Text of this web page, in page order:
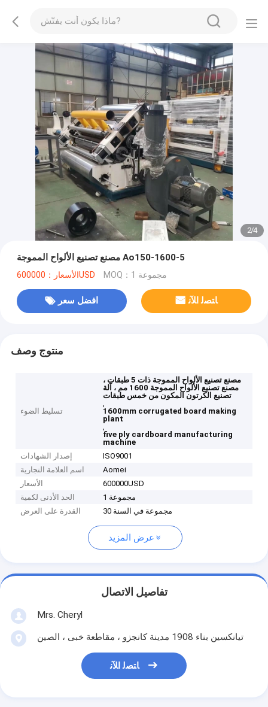
2/4
مصنع تصنيع الألواح المموجة Ao150-1600-5
الأسعار：600000USD MOQ：1 مجموعة
افضل سعر ﺎﺘﺼﻟ ﺍﻶﻧ
منتوج وصف
تسليط الضوء
مصنع تصنيع الألواح المموجة ذات 5 طبقات ،
مصنع تصنيع الألواح المموجة 1600 مم ، آلة
تصنيع الكرتون المكون من خمس طبقات
,
1600mm corrugated board making
plant
,
five ply cardboard manufacturing
machine
إصدار الشهادات
ISO9001
اسم العلامة التجارية
Aomei
الأسعار
600000USD
الحد الأدنى لكمية
1 مجموعة
القدرة على العرض
30 مجموعة في السنة
عرض المزيد
تفاصيل الاتصال
Mrs. Cheryl
تيانكسين بناء 1908 مدينة كانجزو ، مقاطعة خبى ، الصين
ﺎﺘﺼﻟ ﺍﻶﻧ